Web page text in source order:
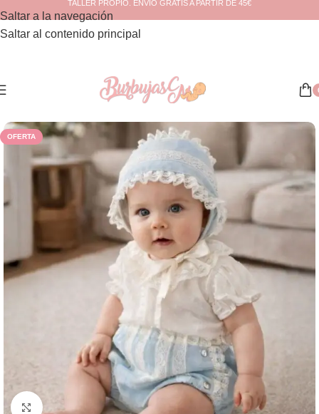
Saltar a la navegación
Saltar al contenido principal
TALLER PROPIO. ENVÍO GRATIS A PARTIR DE 45€
Inicio
OFERTA
Haga clic para ampliar